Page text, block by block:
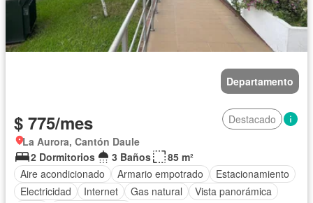
Departamento
$ 775/mes
Destacado
La Aurora, Cantón Daule
2 Dormitorios
3 Baños
85 m²
Aire acondicionado
Armario empotrado
Estacionamiento
Electricidad
Internet Gas natural
Vista panorámica